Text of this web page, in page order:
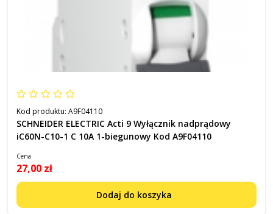
Kod produktu: A9F04110
SCHNEIDER ELECTRIC Acti 9 Wyłącznik nadprądowy
iC60N-C10-1 C 10A 1-biegunowy Kod A9F04110
Cena
27,00 zł
Dodaj do koszyka